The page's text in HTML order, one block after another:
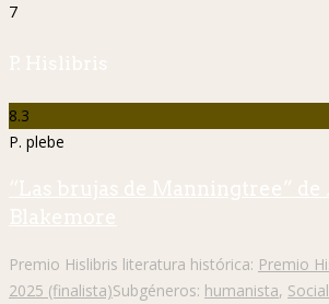
7
P. Hislibris
8.3
P. plebe
“Las brujas de Manningtree” de
Blakemore
Premio Hislibris literatura histórica: Premio
2025 (finalista)Subgéneros: humanista, Social